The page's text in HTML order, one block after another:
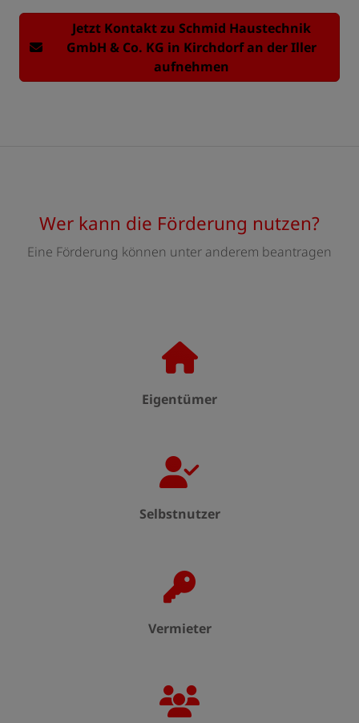
Jetzt Kontakt zu Schmid Haustechnik
GmbH & Co. KG in Kirchdorf an der Iller
aufnehmen
Wer kann die Förderung nutzen?
Eine Förderung können unter anderem beantragen
Eigentümer
Selbstnutzer
Vermieter